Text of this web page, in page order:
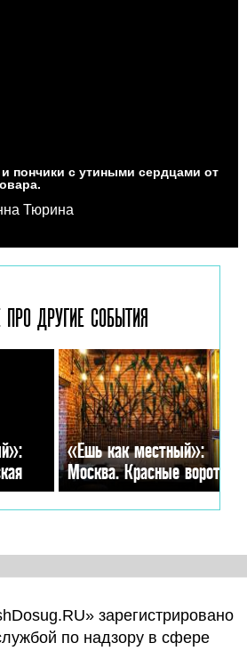
пончики с утиными сердцами от
Тюрина
ПРО ДРУГИЕ СОБЫТИЯ
«Ешь как местный»:
Москва. Красные ворота
зарегистрировано
по надзору в сфере